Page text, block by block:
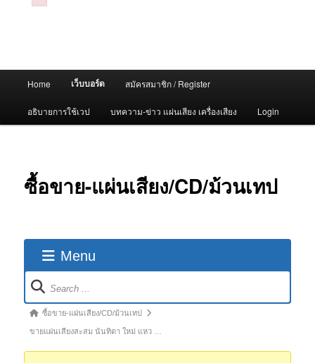
Home เว็บบอร์ด สมัครสมาชิก / Register
อธิบายการใช้เวป บทความ-ข่าว แผ่นเสียง เครื่องเสียง Login
ซื้อขาย-แผ่นเสียง/CD/ม้วนเทป
Menu
Forum
Navigation
Forum
breadcrumbs
ซื้อขาย-แผ่นเสียง/CD/ม้วนเทป
ขายแผ่นเสียงสะสม นันทิดา ใหม่ แหว …
Failed to initialize plugin: wplink